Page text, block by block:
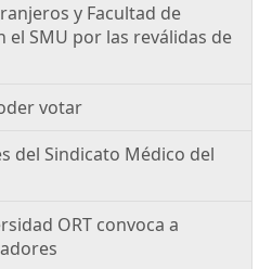
y Facultad de
SMU por las reválidas de
votar
del Sindicato Médico del
ORT convoca a